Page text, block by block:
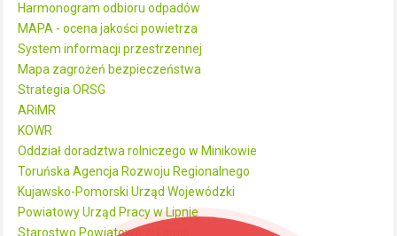
Harmonogram odbioru odpadów
MAPA - ocena jakości powietrza
System informacji przestrzennej
Mapa zagrożeń bezpieczeństwa
Strategia ORSG
ARiMR
KOWR
Oddział doradztwa rolniczego w Minikowie
Toruńska Agencja Rozwoju Regionalnego
Kujawsko-Pomorski Urząd Wojewódzki
Powiatowy Urząd Pracy w Lipnie
Starostwo Powiatowe w Lipnie